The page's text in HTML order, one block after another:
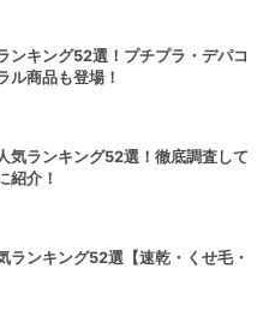
ンキング52選！プチプラ・デパコ
ル商品も登場！
気ランキング52選！徹底調査して
紹介！
ランキング52選【速乾・くせ毛・